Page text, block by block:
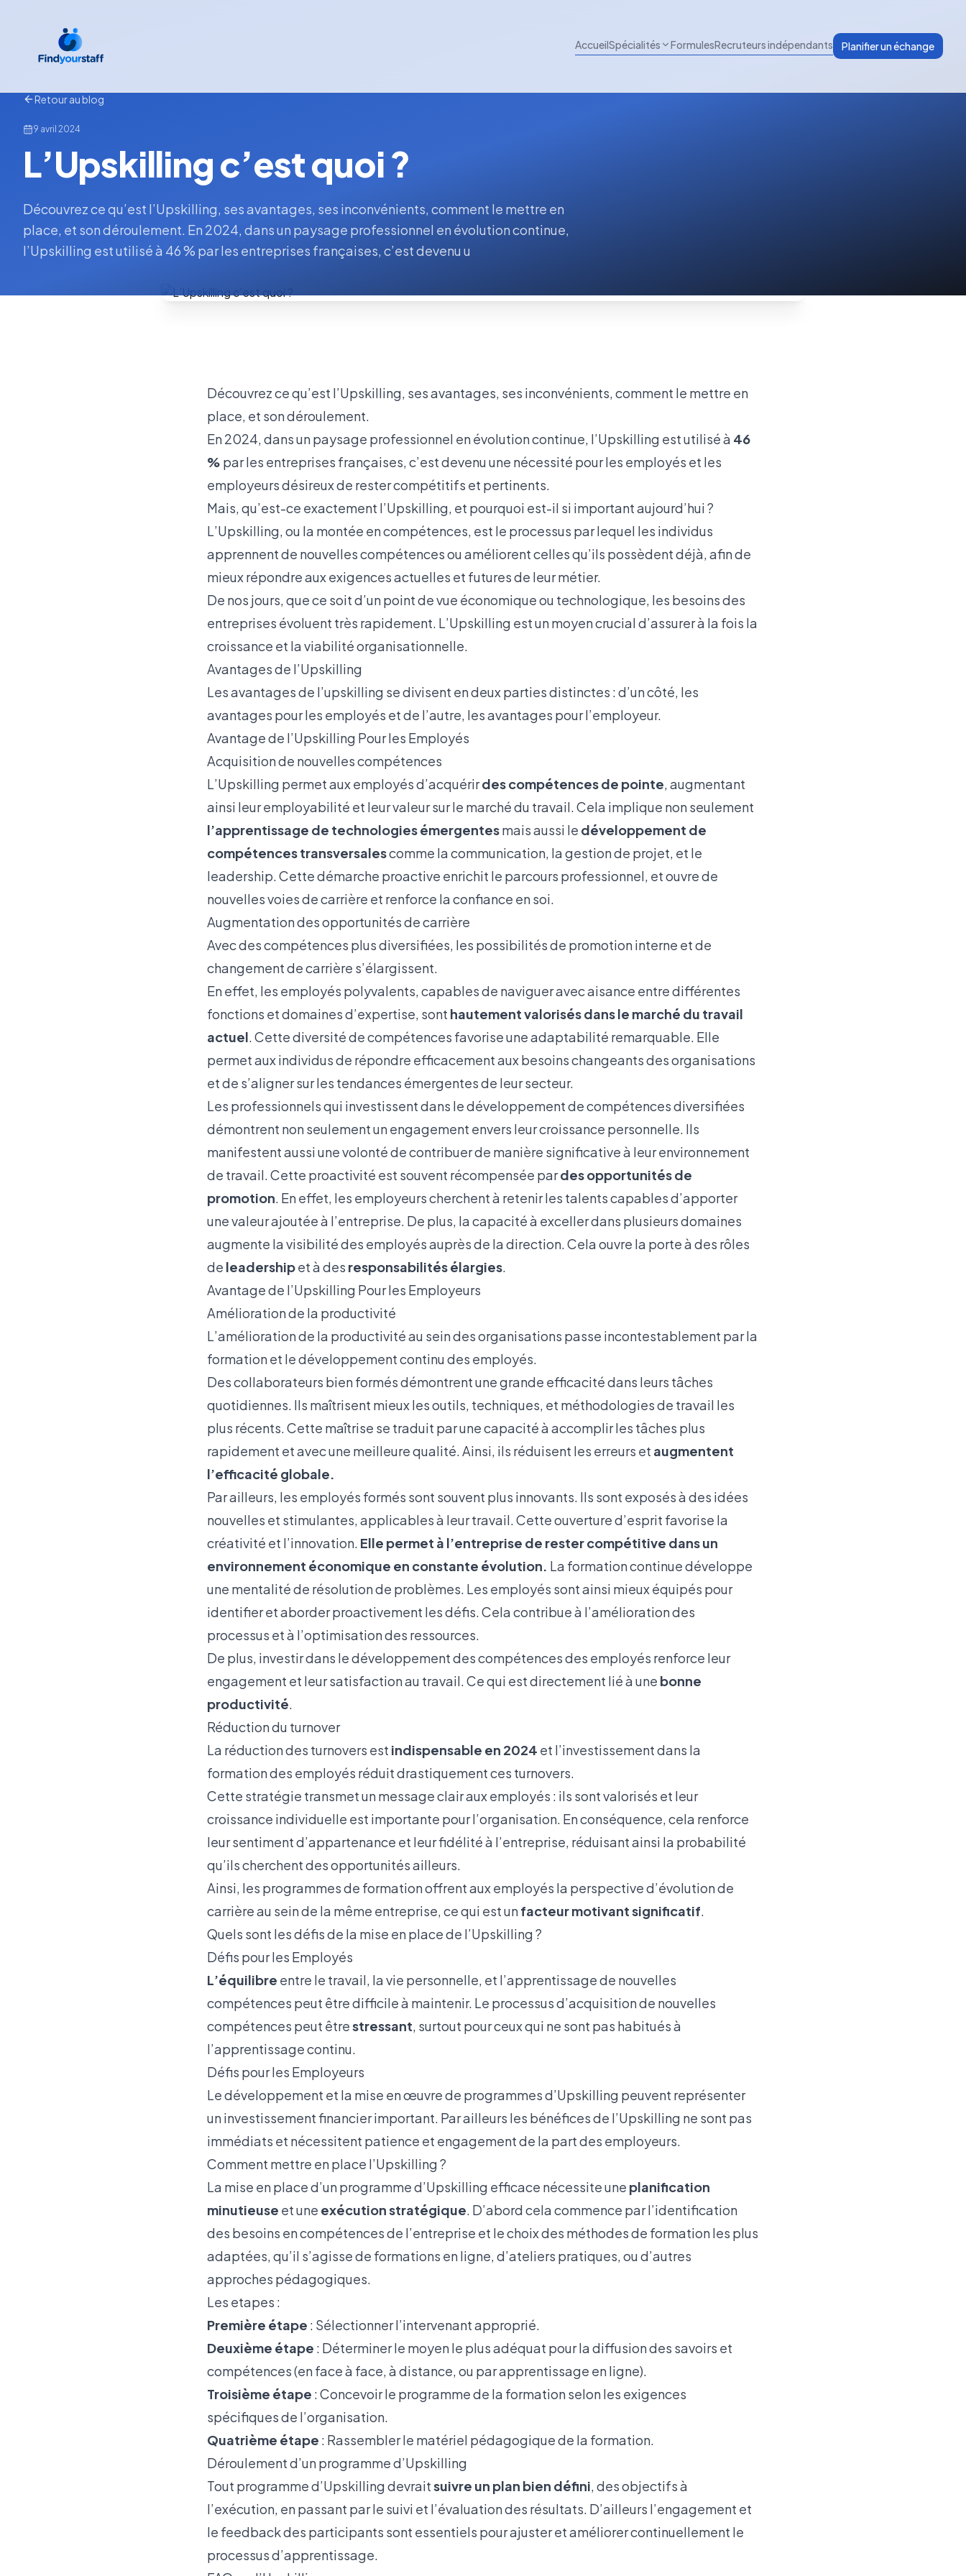
AccueilSpécialités FormulesRecruteurs indépendants Planifier un échange
Retour au blog
9 avril 2024
L’Upskilling c’est quoi ?
Découvrez ce qu’est l’Upskilling, ses avantages, ses inconvénients, comment le mettre en
place, et son déroulement. En 2024, dans un paysage professionnel en évolution continue,
l’Upskilling est utilisé à 46 % par les entreprises françaises, c’est devenu u
Découvrez ce qu’est l’Upskilling, ses avantages, ses inconvénients, comment le mettre en
place, et son déroulement.
En 2024, dans un paysage professionnel en évolution continue, l’Upskilling est utilisé à 46
% par les entreprises françaises, c’est devenu une nécessité pour les employés et les
employeurs désireux de rester compétitifs et pertinents.
Mais, qu’est-ce exactement l’Upskilling, et pourquoi est-il si important aujourd’hui ?
L’Upskilling, ou la montée en compétences, est le processus par lequel les individus
apprennent de nouvelles compétences ou améliorent celles qu’ils possèdent déjà, afin de
mieux répondre aux exigences actuelles et futures de leur métier.
De nos jours, que ce soit d’un point de vue économiqueou technologique, les besoins des
entreprises évoluent très rapidement. L’Upskilling est un moyen crucial d’assurer à la fois la
croissance et la viabilité organisationnelle.
Avantages de l’Upskilling
Les avantages de l’upskilling se divisent en deux parties distinctes : d’un côté, les
avantages pour les employés et de l’autre, les avantages pour l’employeur.
Avantage de l’Upskilling Pour les Employés
Acquisition de nouvelles compétences
L’Upskilling permet aux employés d’acquérirdes compétences de pointe, augmentant
ainsi leur employabilité et leur valeur sur le marché du travail. Cela implique non seulement
l’apprentissage de technologies émergentesmais aussi le développement de
compétences transversalescomme la communication, la gestion de projet, et le
leadership. Cette démarche proactive enrichit le parcours professionnel, et ouvre de
nouvelles voies de carrière et renforce la confiance en soi.
Augmentation des opportunités de carrière
Avec des compétences plus diversifiées, les possibilités de promotion interne et de
changement de carrière s’élargissent.
En effet, les employés polyvalents, capables de naviguer avec aisance entre différentes
fonctions et domaines d’expertise, sont hautement valorisés dans le marché du travail
actuel. Cette diversité de compétences favorise une adaptabilité remarquable. Elle
permet aux individus de répondre efficacement aux besoins changeants des organisations
et de s’aligner sur les tendances émergentes de leur secteur.
Les professionnels qui investissent dans le développement de compétences diversifiées
démontrent non seulement un engagement envers leur croissance personnelle. Ils
manifestent aussi une volonté de contribuer de manière significative à leur environnement
de travail. Cette proactivité est souvent récompensée pardes opportunités de
promotion. En effet, les employeurs cherchent à retenir les talents capables d’apporter
une valeur ajoutée à l’entreprise. De plus, la capacité à exceller dans plusieurs domaines
augmente la visibilité des employés auprès de la direction. Cela ouvre la porte à des rôles
de leadershipet à des responsabilités élargies.
Avantage de l’Upskilling Pour les Employeurs
Amélioration de la productivité
L’amélioration de la productivité au sein des organisations passe incontestablement par la
formation et le développement continu des employés.
Des collaborateurs bien formés démontrent une grande efficacité dans leurs tâches
quotidiennes. Ils maîtrisent mieux les outils, techniques, et méthodologies de travail les
plus récents. Cette maîtrise se traduit par une capacité à accomplir les tâches plus
rapidement et avec une meilleure qualité. Ainsi, ils réduisent les erreurs et augmentent
l’efficacité globale.
Par ailleurs, les employés formés sont souvent plus innovants. Ils sont exposés à des idées
nouvelles et stimulantes, applicables à leur travail. Cette ouverture d’esprit favorise la
créativité et l’innovation. Elle permet à l’entreprise de rester compétitive dans un
environnement économique en constante évolution. La formation continue développe
une mentalité de résolution de problèmes. Les employés sont ainsi mieux équipés pour
identifier et aborder proactivement les défis. Cela contribue à l’amélioration des
processus et à l’optimisation des ressources.
De plus, investir dans le développement des compétencesdes employés renforce leur
engagement et leur satisfaction au travail. Ce qui est directement lié à une bonne
productivité.
Réduction du turnover
La réduction des turnovers est indispensable en 2024 et l’investissement dans la
formation des employés réduit drastiquement ces turnovers.
Cette stratégie transmet un message clair aux employés : ils sont valorisés et leur
croissance individuelle est importante pour l’organisation. En conséquence, cela renforce
leur sentiment d’appartenance et leur fidélité à l’entreprise, réduisant ainsi la probabilité
qu’ils cherchent des opportunités ailleurs.
Ainsi, les programmes de formation offrent aux employés la perspective d’évolution de
carrière au sein de la même entreprise, ce qui est unfacteur motivant significatif.
Quels sont les défis de la mise en place de l’Upskilling ?
Défis pour les Employés
L’équilibre entre le travail, la vie personnelle, et l’apprentissage de nouvelles
compétences peut être difficile à maintenir. Le processus d’acquisition de nouvelles
compétences peut êtrestressant, surtout pour ceux qui ne sont pas habitués à
l’apprentissage continu.
Défis pour les Employeurs
Le développement et la mise en œuvre de programmes d’Upskilling peuvent représenter
un investissement financier important. Par ailleurs les bénéfices de l’Upskilling ne sont pas
immédiats et nécessitent patience et engagement de la part des employeurs.
Comment mettre en place l’Upskilling ?
La mise en place d’un programme d’Upskilling efficace nécessite une planification
minutieuse et une exécution stratégique. D’abord cela commence par l’identification
des besoins en compétences de l’entreprise et le choix des méthodes de formation les plus
adaptées, qu’il s’agisse de formations en ligne, d’ateliers pratiques, ou d’autres
approches pédagogiques.
Les etapes :
Première étape : Sélectionner l’intervenant approprié.
Deuxième étape : Déterminer le moyen le plus adéquat pour la diffusion des savoirs et
compétences (en face à face, à distance, ou par apprentissage en ligne).
Troisième étape : Concevoir le programme de la formation selon les exigences
spécifiques de l’organisation.
Quatrième étape : Rassembler le matériel pédagogique de la formation.
Déroulement d’un programme d’Upskilling
Tout programme d’Upskilling devraitsuivre un plan bien défini, des objectifs à
l’exécution, en passant par le suivi et l’évaluation des résultats. D’ailleurs l’engagement et
le feedback des participants sont essentiels pour ajuster et améliorer continuellement le
processus d’apprentissage.